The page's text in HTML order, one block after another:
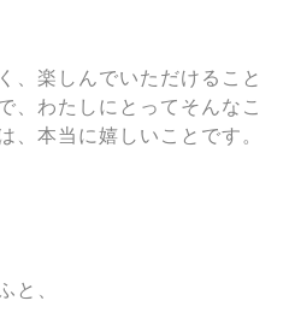
、楽しんでいただけること
、わたしにとってそんなこ
、本当に嬉しいことです。
と、